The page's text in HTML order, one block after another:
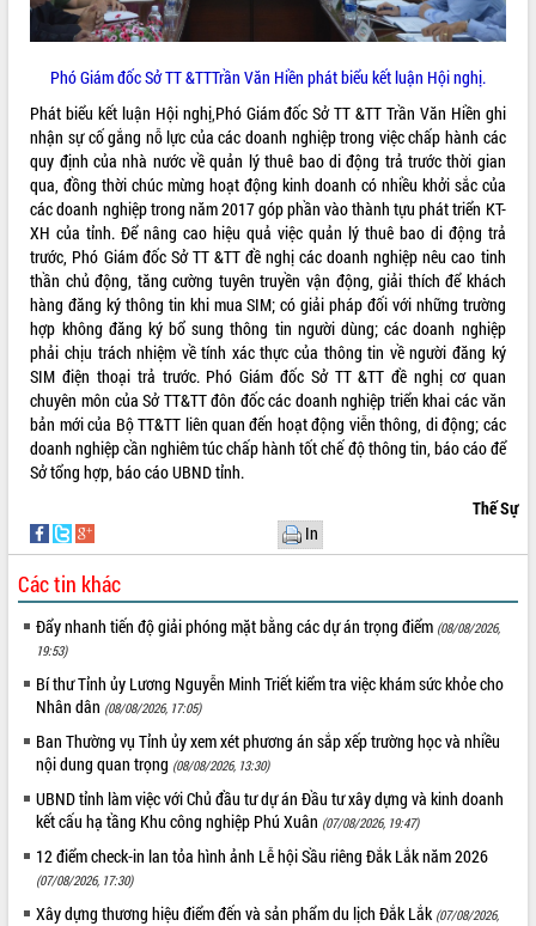
Phó Giám đốc Sở TT &TTTrần Văn Hiền phát biểu kết luận Hội nghị.
Phát biểu kết luận Hội nghị,Phó Giám đốc Sở TT &TT Trần Văn Hiền ghi
nhận sự cố gắng nỗ lực của các doanh nghiệp trong việc chấp hành các
quy định của nhà nước về quản lý thuê bao di động trả trước thời gian
qua, đồng thời chúc mừng hoạt động kinh doanh có nhiều khởi sắc của
các doanh nghiệp trong năm 2017 góp phần vào thành tựu phát triển KT-
XH của tỉnh. Để nâng cao hiệu quả việc quản lý thuê bao di động trả
trước, Phó Giám đốc Sở TT &TT đề nghị các doanh nghiệp nêu cao tinh
thần chủ động, tăng cường tuyên truyền vận động, giải thích để khách
hàng đăng ký thông tin khi mua SIM; có giải pháp đối với những trường
hợp không đăng ký bổ sung thông tin người dùng; các doanh nghiệp
phải chịu trách nhiệm về tính xác thực của thông tin về người đăng ký
SIM điện thoại trả trước. Phó Giám đốc Sở TT &TT đề nghị cơ quan
chuyên môn của Sở TT&TT đôn đốc các doanh nghiệp triển khai các văn
bản mới của Bộ TT&TT liên quan đến hoạt động viễn thông, di động; các
doanh nghiệp cần nghiêm túc chấp hành tốt chế độ thông tin, báo cáo để
Sở tổng hợp, báo cáo UBND tỉnh.
Thế Sự
In
Các tin khác
Đẩy nhanh tiến độ giải phóng mặt bằng các dự án trọng điểm (08/08/2026,
19:53)
Bí thư Tỉnh ủy Lương Nguyễn Minh Triết kiểm tra việc khám sức khỏe cho
Nhân dân (08/08/2026, 17:05)
Ban Thường vụ Tỉnh ủy xem xét phương án sắp xếp trường học và nhiều
nội dung quan trọng (08/08/2026, 13:30)
UBND tỉnh làm việc với Chủ đầu tư dự án Đầu tư xây dựng và kinh doanh
kết cấu hạ tầng Khu công nghiệp Phú Xuân (07/08/2026, 19:47)
12 điểm check-in lan tỏa hình ảnh Lễ hội Sầu riêng Đắk Lắk năm 2026
(07/08/2026, 17:30)
Xây dựng thương hiệu điểm đến và sản phẩm du lịch Đắk Lắk (07/08/2026,